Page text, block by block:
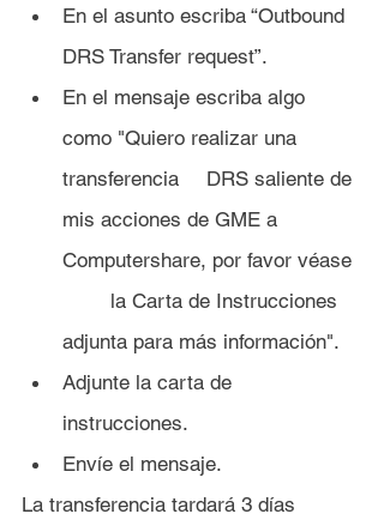
En el asunto escriba “Outbound
DRS Transfer request”.
En el mensaje escriba algo
como "Quiero realizar una
transferencia 	DRS saliente de
mis acciones de GME a
Computershare, por favor véase
adjunta para más información".
Adjunte la carta de
instrucciones.
Envíe el mensaje.
La transferencia tardará 3 días